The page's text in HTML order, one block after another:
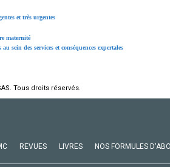
et très urgentes
maternité
sein des services et conséquences expertales
Tous droits réservés.
REVUES LIVRES NOS FORMULES